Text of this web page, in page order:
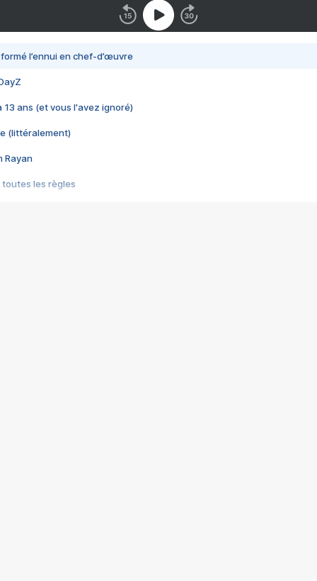
l’ennui en chef-d’œuvre
13 ans (et vous l'avez ignoré)
(littéralement)
Rayan
toutes les règles